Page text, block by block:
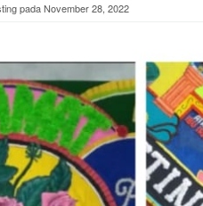
padaNovember 28, 2022